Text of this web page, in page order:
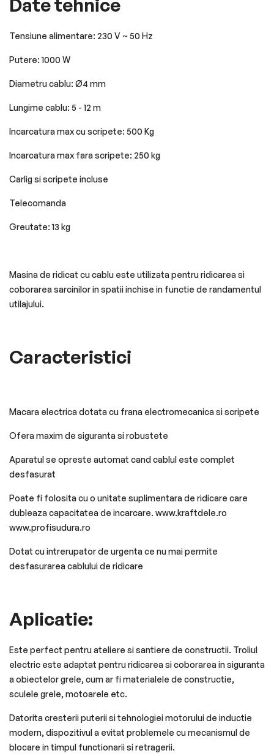
Date tehnice
Tensiune alimentare: 230 V ~ 50 Hz
Putere: 1000 W
Diametru cablu: Ø4 mm
Lungime cablu: 5 - 12 m
Incarcatura max cu scripete: 500 Kg
Incarcatura max fara scripete: 250 kg
Carlig si scripete incluse
Telecomanda
Greutate: 13 kg
Masina de ridicat cu cablu este utilizata pentru ridicarea si
coborarea sarcinilor in spatii inchise in functie de randamentul
utilajului.
Caracteristici
Macara electrica dotata cu frana electromecanica si scripete
Ofera maxim de siguranta si robustete
Aparatul se opreste automat cand cablul este complet
desfasurat
Poate fi folosita cu o unitate suplimentara de ridicare care
dubleaza capacitatea de incarcare. www.kraftdele.ro
www.profisudura.ro
Dotat cu intrerupator de urgenta ce nu mai permite
desfasurarea cablului de ridicare
Aplicatie:
Este perfect pentru ateliere si santiere de constructii. Troliul
electric este adaptat pentru ridicarea si coborarea in siguranta
a obiectelor grele, cum ar fi materialele de constructie,
sculele grele, motoarele etc.
Datorita cresterii puterii si tehnologiei motorului de inductie
modern, dispozitivul a evitat problemele cu mecanismul de
blocare in timpul functionarii si retragerii.